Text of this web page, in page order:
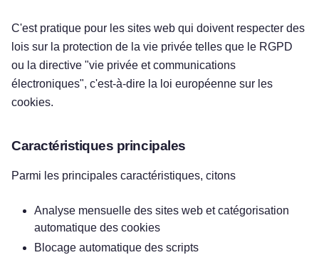
C'est pratique pour les sites web qui doivent respecter des
lois sur la protection de la vie privée telles que le RGPD
ou la directive "vie privée et communications
électroniques", c'est-à-dire la loi européenne sur les
cookies.
Caractéristiques principales
Parmi les principales caractéristiques, citons
Analyse mensuelle des sites web et catégorisation
automatique des cookies
Blocage automatique des scripts